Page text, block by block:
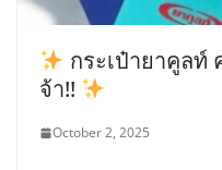
กระเป๋ายาคูลท์
จ้า!!
October 2, 2025